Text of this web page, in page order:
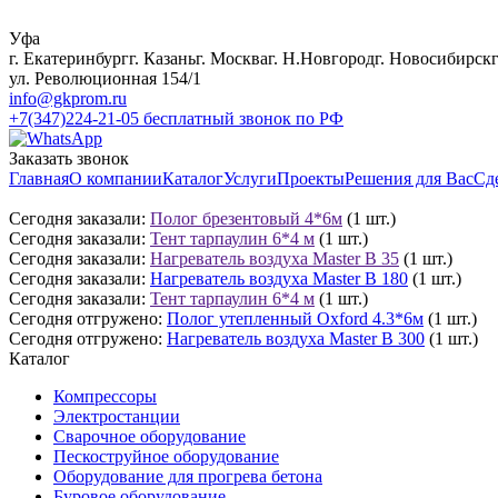
Уфа
г. Екатеринбургг. Казаньг. Москваг. Н.Новгородг. Новосибирск
ул. Революционная 154/1
info@gkprom.ru
+7(347)224-21-05 бесплатный звонок по РФ
Заказать звонок
ГлавнаяО компанииКаталогУслугиПроектыРешения для Вас
Сегодня заказали: Полог брезентовый 4*6м (1 шт.)
Сегодня заказали: Тент тарпаулин 6*4 м (1 шт.)
Сегодня заказали: Нагреватель воздуха Master B 35 (1 шт.)
Сегодня заказали: Нагреватель воздуха Master B 180 (1 шт.)
Сегодня заказали: Тент тарпаулин 6*4 м (1 шт.)
Сегодня отгружено: Полог утепленный Oxford 4.3*6м (1 шт.)
Сегодня отгружено: Нагреватель воздуха Master B 300 (1 шт.)
Каталог
Компрессоры
Электростанции
Сварочное оборудование
Пескоструйное оборудование
Оборудование для прогрева бетона